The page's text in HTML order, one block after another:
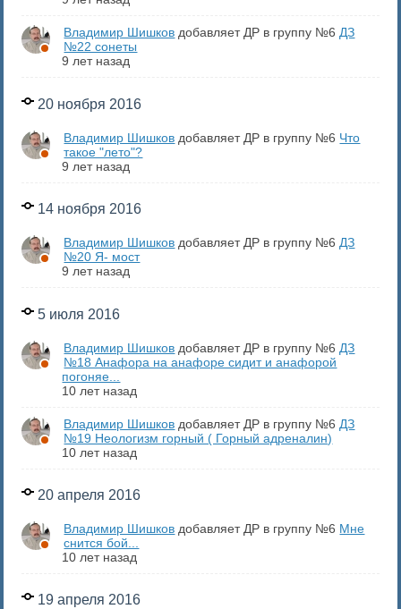
Владимир Шишков добавляет ДР в группу №6ДЗ
№22 сонеты
9 лет назад
20 ноября 2016
Владимир Шишков добавляет ДР в группу №6 Что
такое "лето"?
9 лет назад
14 ноября 2016
Владимир Шишков добавляет ДР в группу №6ДЗ
№20 Я- мост
9 лет назад
5 июля 2016
Владимир Шишков добавляет ДР в группу №6 ДЗ
№18 Анафора на анафоре сидит и анафорой
погоняе...
10 лет назад
Владимир Шишков добавляет ДР в группу №6 ДЗ
№19 Неологизм горный ( Горный адреналин)
10 лет назад
20 апреля 2016
Владимир Шишков добавляет ДР в группу №6 Мне
снится бой...
10 лет назад
19 апреля 2016